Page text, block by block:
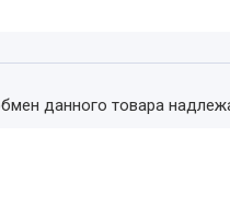
данного товара